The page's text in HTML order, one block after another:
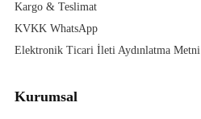
Kargo & Teslimat
KVKK WhatsApp
Elektronik Ticari İleti Aydınlatma Metni
Kurumsal